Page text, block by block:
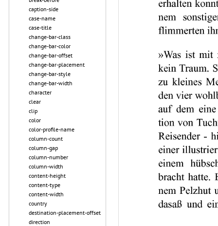
caption-side
case-name
case-title
change-bar-class
change-bar-color
change-bar-offset
change-bar-placement
change-bar-style
change-bar-width
character
clear
clip
color
color-profile-name
column-count
column-gap
column-number
column-width
content-height
content-type
content-width
country
destination-placement-offset
direction